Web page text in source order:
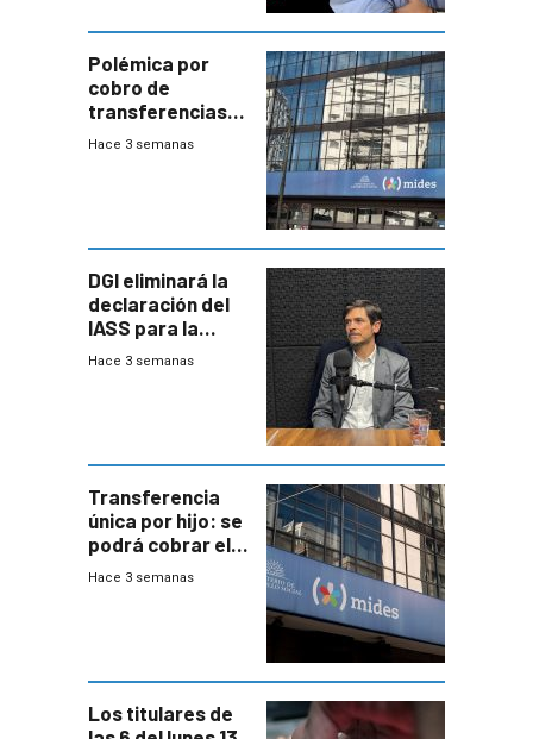
Polémica por
cobro de
transferencias
del Mides en
Hace 3 semanas
DGI eliminará la
declaración del
IASS para la
mayoría de los
Hace 3 semanas
Transferencia
única por hijo: se
podrá cobrar el
100% en efectivo
Hace 3 semanas
Los titulares de